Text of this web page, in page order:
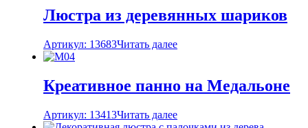
Люстра из деревянных шариков
Артикул: 13683Читать далее
Креативное панно на Медальоне
Артикул: 13413Читать далее